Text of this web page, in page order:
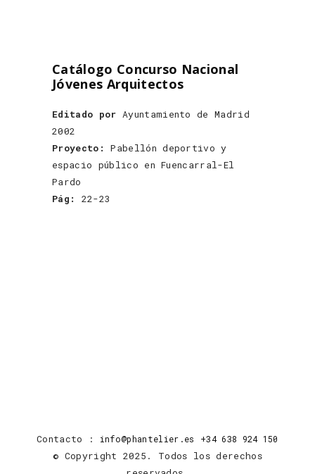
Catálogo Concurso Nacional
Jóvenes Arquitectos
Editado por Ayuntamiento de Madrid
2002
Proyecto:
Pabellón deportivo y
espacio público en Fuencarral-El
Pardo
Pág:
22-23
Contacto : info@phantelier.es +34 638 924 150
© Copyright 2025. Todos los derechos